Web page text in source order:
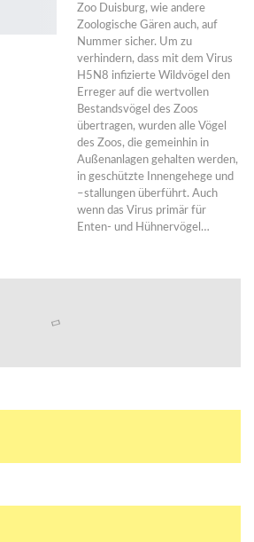
Zoo Duisburg, wie andere
Zoologische Gären auch, auf
Nummer sicher. Um zu
verhindern, dass mit dem Virus
H5N8 infizierte Wildvögel den
Erreger auf die wertvollen
Bestandsvögel des Zoos
übertragen, wurden alle Vögel
des Zoos, die gemeinhin in
Außenanlagen gehalten werden,
in geschützte Innengehege und
–stallungen überführt. Auch
wenn das Virus primär für
Enten- und Hühnervögel…